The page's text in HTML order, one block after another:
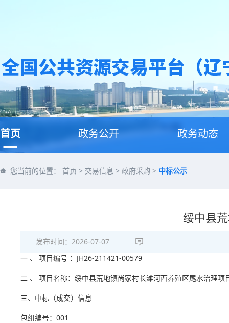
首页 政务公开 政务动态
您当前的位置： 首页 > 交易信息 > 政府采购 > 中标公示
绥中县
发布时间： 2026-07-07
一 、 项目编号 ：JH26-211421-00579
二 、 项目名称：绥中县荒地镇尚家村长滩河西养殖区尾水治理项
三、中标（成交）信息
包组编号：001